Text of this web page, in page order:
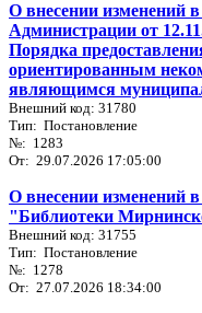
О внесении изменений
Администрации от
Порядка
ориентированным
являющимся
Внешний код: 31780
Тип: Постановление
№: 1283
От: 29.07.2026 17:05:00
О внесении изменений
"Библиотеки
Внешний код: 31755
Тип: Постановление
№: 1278
От: 27.07.2026 18:34:00